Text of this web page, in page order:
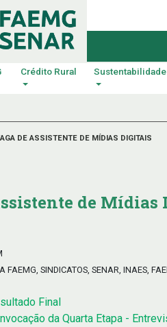
Crédito Rural Sustentabilidade
DE ASSISTENTE DE MÍDIAS DIGITAIS
de Mídias
FAEMG, SINDICATOS, SENAR, INAES,
Final
da Quarta Etapa -